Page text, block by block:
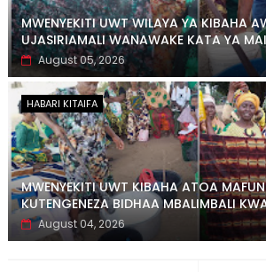
MWENYEKITI UWT WILAYA YA KIBAHA
UJASIRIAMALI WANAWAKE KATA YA
August 05, 2026
HABARI KITAIFA
MWENYEKITI UWT KIBAHA ATOA
KUTENGENEZA BIDHAA MBALIMBALI
August 04, 2026